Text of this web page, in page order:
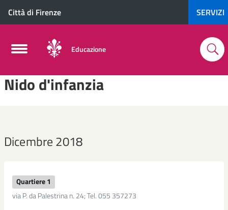
Città di Firenze SERVIZI
Educazione
Nido d'infanzia
Dicembre 2018
Quartiere 1
via P. da Palestrina n. 24; Tel. 055 357273